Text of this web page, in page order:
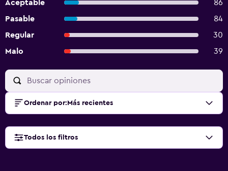
Aceptable
86
Pasable
84
Regular
30
Malo
39
Ordenar por: Más recientes
Todos los filtros